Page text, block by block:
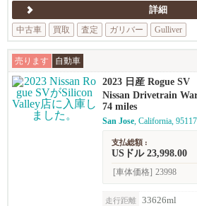
詳細
中古車
買取 査定 ガリバー Gulliver
売ります 自動車
2023 日産 Rogue SV
Nissan Drivetrain
74 miles
San Jose, California, 95117
支払総額 :
USドル 23,998.00
[車体価格] 23998
走行距離 33626ml